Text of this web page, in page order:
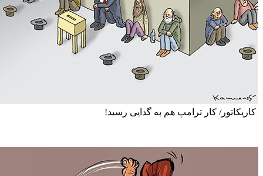
کار ترامپ هم به گدایی رسید!